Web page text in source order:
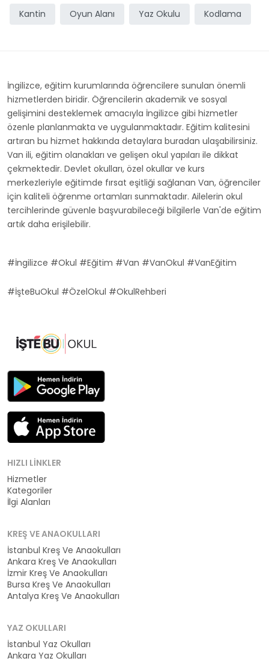
Kantin Oyun Alanı Yaz Okulu Kodlama
İngilizce, eğitim kurumlarında öğrencilere sunulan önemli
hizmetlerden biridir. Öğrencilerin akademik ve sosyal
gelişimini desteklemek amacıyla İngilizce gibi hizmetler
özenle planlanmakta ve uygulanmaktadır. Eğitim kalitesini
artıran bu hizmet hakkında detaylara buradan ulaşabilirsiniz.
Van ili, eğitim olanakları ve gelişen okul yapıları ile dikkat
çekmektedir. Devlet okulları, özel okullar ve kurs
merkezleriyle eğitimde fırsat eşitliği sağlanan Van, öğrenciler
için kaliteli öğrenme ortamları sunmaktadır. Ailelerin okul
tercihlerinde güvenle başvurabileceği bilgilerle Van'de eğitim
artık daha erişilebilir.
#İngilizce #Okul #Eğitim #Van #VanOkul #VanEğitim
#İşteBuOkul #ÖzelOkul #OkulRehberi
HIZLI LINKLER
Hizmetler
Kategoriler
İlgi Alanları
KREŞ VE ANAOKULLARI
İstanbul Kreş Ve Anaokulları
Ankara Kreş Ve Anaokulları
İzmir Kreş Ve Anaokulları
Bursa Kreş Ve Anaokulları
Antalya Kreş Ve Anaokulları
YAZ OKULLARI
İstanbul Yaz Okulları
Ankara Yaz Okulları